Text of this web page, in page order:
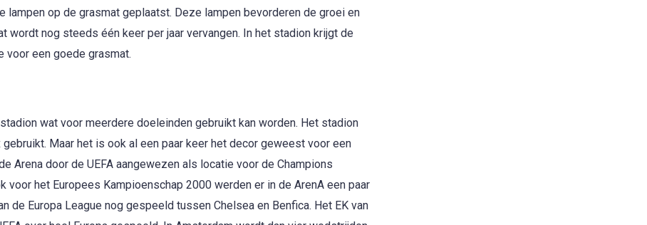
op de grasmat geplaatst. Deze lampen bevorderen de groei en
wordt nog steeds één keer per jaar vervangen. In het stadion krijgt de
voor een goede grasmat.
wat voor meerdere doeleinden gebruikt kan worden. Het stadion
Maar het is ook al een paar keer het decor geweest voor een
Arena door de UEFA aangewezen als locatie voor de Champions
voor het Europees Kampioenschap 2000 werden er in de ArenA een paar
de Europa League nog gespeeld tussen Chelsea en Benfica. Het EK van